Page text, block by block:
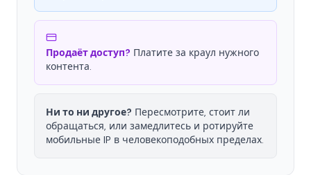
Продаёт доступ? Платите за краул нужного
контента.
Ни то ни другое? Пересмотрите, стоит ли
обращаться, или замедлитесь и ротируйте
мобильные IP в человекоподобных пределах.